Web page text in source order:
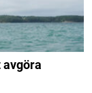
avgöra